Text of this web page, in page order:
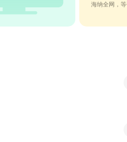
海纳全网，